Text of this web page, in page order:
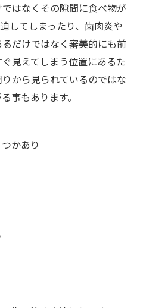
はなくその隙間に食べ物が
してしまったり、歯肉炎や
だけではなく審美的にも前
見えてしまう位置にあるた
から見られているのではな
事もあります。
かあり